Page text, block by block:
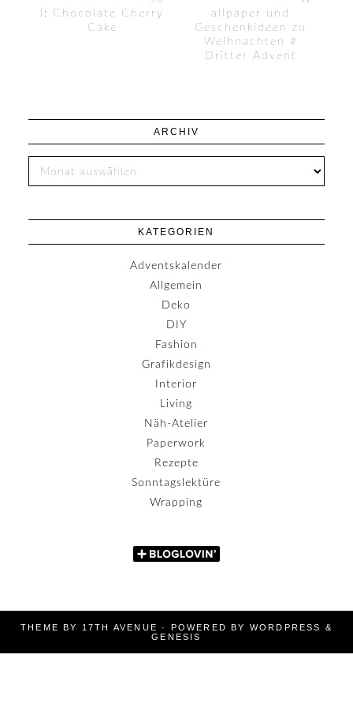
l: Chocolate Cherry
Cake
allpaper und
Geschenkideen zu
Weihnachten #
Dritter Advent
ARCHIV
KATEGORIEN
Adventskalender
Allgemein
Deko
DIY
Fashion
Grafikdesign
Interior
Living
Näh-Atelier
Paperwork
Rezepte
Sonntagslektüre
Wrapping
THEME BY 17TH AVENUE · POWERED BY WORDPRESS
&
GENESIS